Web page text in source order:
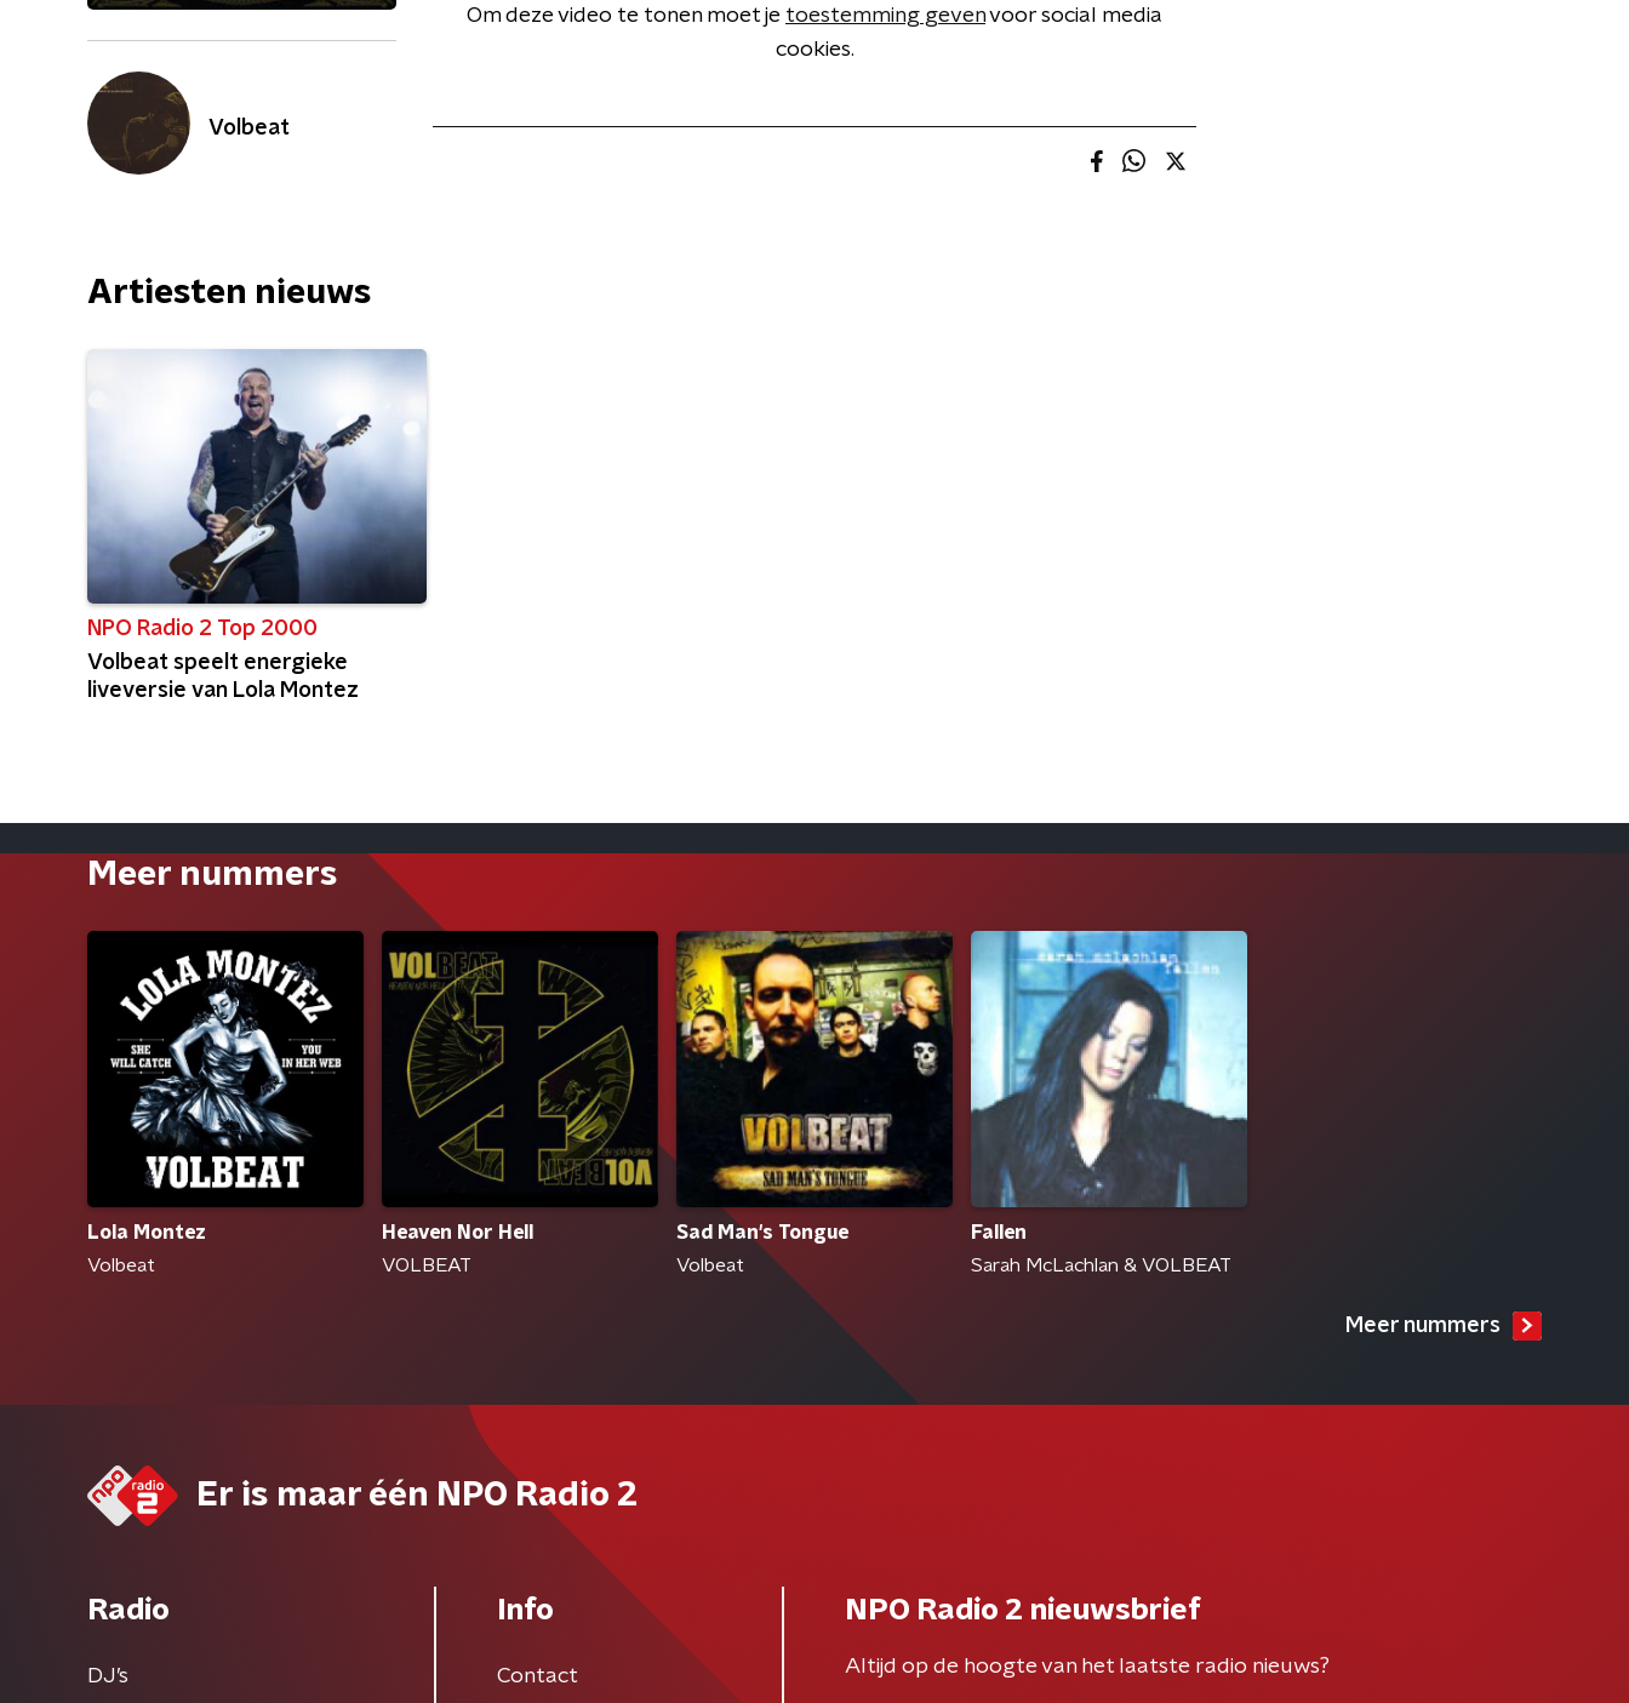
Volbeat
Om deze video te tonen moet je toestemming gevenvoor social media
cookies.
Artiesten nieuws
NPO Radio 2 Top 2000
Volbeat speelt energieke
liveversie van Lola Montez
Meer nummers
Lola Montez
Volbeat
Heaven Nor Hell
VOLBEAT
Sad Man's Tongue
Volbeat
Fallen
Sarah McLachlan & VOLBEAT
Meer nummers
Er is maar één NPO Radio 2
Radio
DJ’s
Info
Contact
NPO Radio 2 nieuwsbrief
Altijd op de hoogte van het laatste radio nieuws?